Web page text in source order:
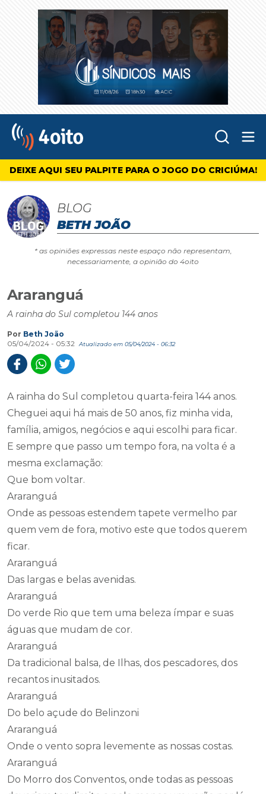
4oito
DEIXE AQUI SEU PALPITE PARA O JOGO DO CRICIÚMA!
BLOG
BETH JOÃO
* as opiniões expressas neste espaço não representam,
necessariamente, a opinião do 4oito
Araranguá
A rainha do Sul completou 144 anos
Por Beth João
05/04/2024 - 05:32
Atualizado em 05/04/2024 - 06:32
A rainha do Sul completou quarta-feira 144 anos.
Cheguei aqui há mais de 50 anos, fiz minha vida,
família, amigos, negócios e aqui escolhi para ficar.
E sempre que passo um tempo fora, na volta é a
mesma exclamação:
Que bom voltar.
Araranguá
Onde as pessoas estendem tapete vermelho par
quem vem de fora, motivo este que todos querem
ficar.
Araranguá
Das largas e belas avenidas.
Araranguá
Do verde Rio que tem uma beleza ímpar e suas
águas que mudam de cor.
Araranguá
Da tradicional balsa, de Ilhas, dos pescadores, dos
recantos inusitados.
Araranguá
Do belo açude do Belinzoni
Araranguá
Onde o vento sopra levemente as nossas costas.
Araranguá
Do Morro dos Conventos, onde todas as pessoas